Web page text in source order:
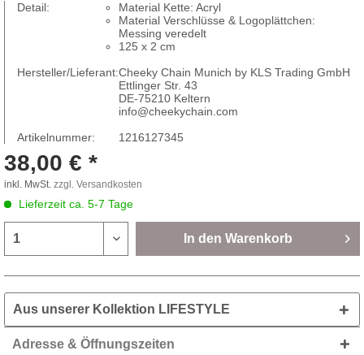
Detail:
Material Kette: Acryl
Material Verschlüsse & Logoplättchen:
Messing veredelt
125 x 2 cm
Hersteller/Lieferant:Cheeky Chain Munich by KLS Trading GmbH
Ettlinger Str. 43
DE-75210 Keltern
info@cheekychain.com
Artikelnummer:
1216127345
38,00 € *
inkl. MwSt. zzgl. Versandkosten
Lieferzeit ca. 5-7 Tage
In den Warenkorb
Aus unserer Kollektion LIFESTYLE
Adresse & Öffnungszeiten